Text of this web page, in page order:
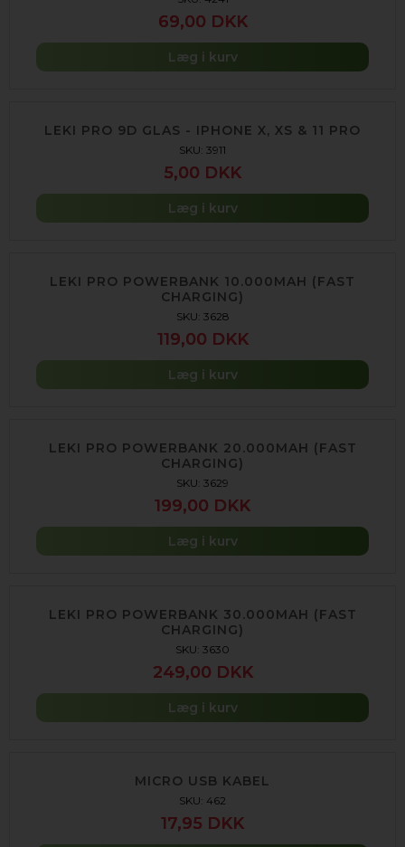
69,00 DKK
Læg i kurv
LEKI PRO 9D GLAS - IPHONE X, XS & 11 PRO
SKU: 3911
5,00 DKK
Læg i kurv
LEKI PRO POWERBANK 10.000MAH (FAST
CHARGING)
SKU: 3628
119,00 DKK
Læg i kurv
LEKI PRO POWERBANK 20.000MAH (FAST
CHARGING)
SKU: 3629
199,00 DKK
Læg i kurv
LEKI PRO POWERBANK 30.000MAH (FAST
CHARGING)
SKU: 3630
249,00 DKK
Læg i kurv
MICRO USB KABEL
SKU: 462
17,95 DKK